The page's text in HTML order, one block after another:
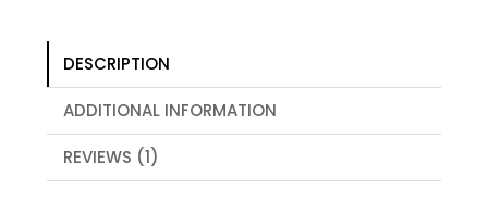
DESCRIPTION
ADDITIONAL INFORMATION
REVIEWS (1)